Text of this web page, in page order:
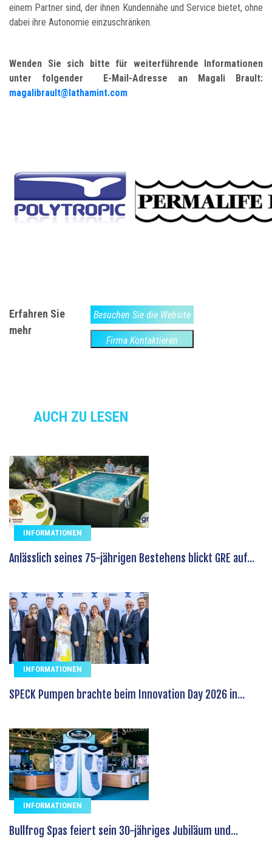
einem Partner sind, der ihnen Kundennähe und Service bietet, ohne
dabei ihre Autonomie einzuschränken.
Wenden Sie sich bitte für weiterführende Informationen
unter folgender E-Mail-Adresse an Magali Brault:
magalibrault@lathamint.com
Erfahren Sie
mehr
Besuchen Sie die Website
Firma Kontaktieren
AUCH ZU LESEN
INFORMATIONEN
Anlässlich seines 75-jährigen Bestehens blickt GRE auf...
INFORMATIONEN
SPECK Pumpen brachte beim Innovation Day 2026 in...
INFORMATIONEN
Bullfrog Spas feiert sein 30-jähriges Jubiläum und...